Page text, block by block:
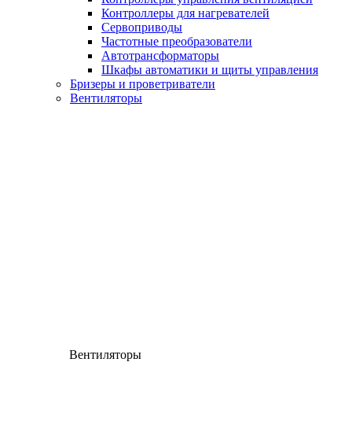
Контроллеры для нагревателей
Сервоприводы
Частотные преобразователи
Автотрансформаторы
Шкафы автоматики и щиты управления
Бризеры и проветриватели
Вентиляторы
Вентиляторы